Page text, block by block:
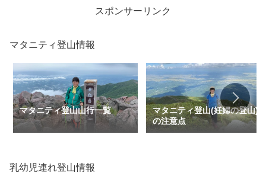
スポンサーリンク
マタニティ登山情報
マタニティ登山山行一覧
マタニティ登山(妊婦の登山)
の注意点
乳幼児連れ登山情報